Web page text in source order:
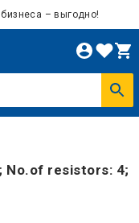
– выгодно!
No.of resistors: 4;